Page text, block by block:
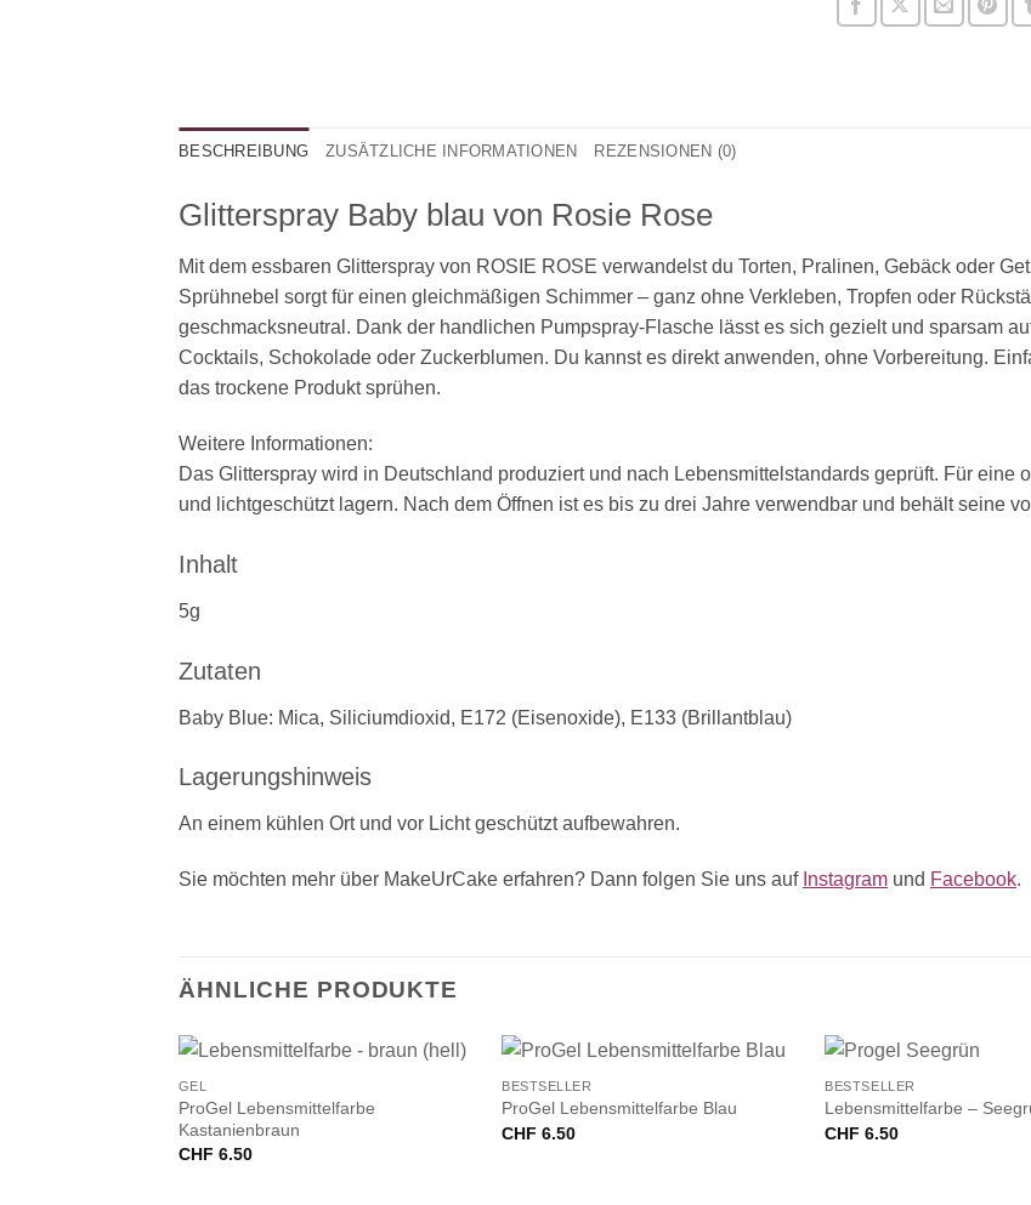
BESCHREIBUNG ZUSÄTZLICHE INFORMATIONEN REZENSIONEN (0)
Glitterspray Baby blau von Rosie Rose
Mit dem essbaren Glitterspray von ROSIE ROSE verwandelst du Torten, Pralinen, Gebäck oder
Sprühnebel sorgt für einen gleichmäßigen Schimmer – ganz ohne Verkleben, Tropfen oder
geschmacksneutral. Dank der handlichen Pumpspray-Flasche lässt es sich gezielt und sparsam
Cocktails, Schokolade oder Zuckerblumen. Du kannst es direkt anwenden, ohne Vorbereitung.
das trockene Produkt sprühen.
Weitere Informationen:
Das Glitterspray wird in Deutschland produziert und nach Lebensmittelstandards geprüft. Für eine
und lichtgeschützt lagern. Nach dem Öffnen ist es bis zu drei Jahre verwendbar und behält seine
Inhalt
5g
Zutaten
Baby Blue: Mica, Siliciumdioxid, E172 (Eisenoxide), E133 (Brillantblau)
Lagerungshinweis
An einem kühlen Ort und vor Licht geschützt aufbewahren.
Sie möchten mehr über MakeUrCake erfahren? Dann folgen Sie uns auf Instagram und Facebook.
ÄHNLICHE PRODUKTE
GEL
ProGel Lebensmittelfarbe
Kastanienbraun
CHF 6.50
+
BESTSELLER
ProGel Lebensmittelfarbe Blau
CHF 6.50
+
BESTSELLER
Lebensmittelfarbe –
CHF 6.50